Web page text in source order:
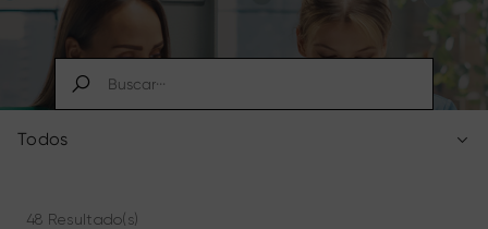
Todos
48 Resultado(s)